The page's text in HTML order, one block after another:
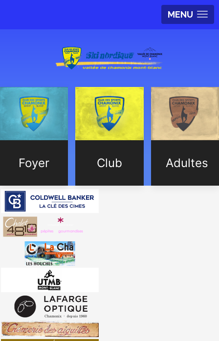
MENU
Foyer Club Adultes